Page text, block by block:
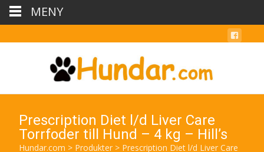
Prescription Diet l/d Liver Care
Torrfoder till Hund – 4 kg – Hill’s
Hundar.com > Produkter > Prescription Diet l/d Liver Care
MENY